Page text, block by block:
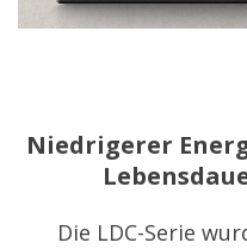
Niedrigerer
Die LDC-Serie